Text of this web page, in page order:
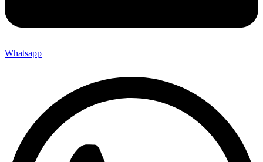
Whatsapp